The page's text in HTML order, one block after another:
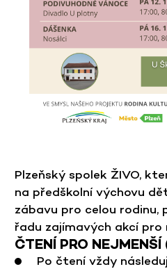
Plzeňský spolek ŽIVO,
na předškolní výchovu
zábavu pro celou rodinu,
řadu zajímavých akcí pro
ČTENÍ PRO
Po čtení vždy